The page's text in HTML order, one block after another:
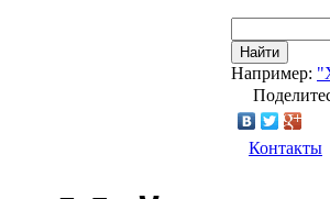
Найти
Например:
Контакты